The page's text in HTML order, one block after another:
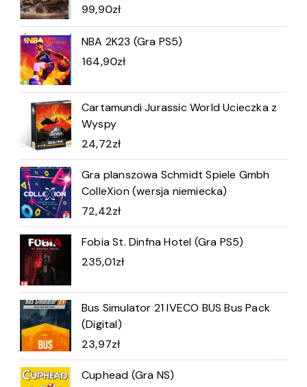
99,90zł
NBA 2K23 (Gra PS5)
164,90zł
Cartamundi Jurassic World Ucieczka z
Wyspy
24,72zł
Gra planszowa Schmidt Spiele Gmbh
ColleXion (wersja niemiecka)
72,42zł
Fobia St. Dinfna Hotel (Gra PS5)
235,01zł
Bus Simulator 21 IVECO BUS Bus Pack
(Digital)
23,97zł
Cuphead (Gra NS)